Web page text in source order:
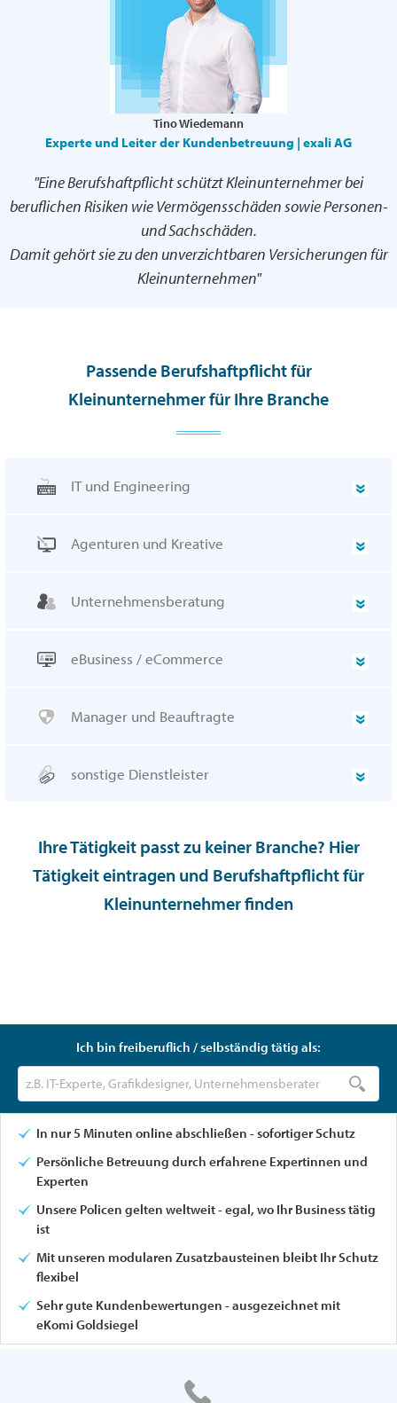
Tino Wiedemann
Experte und Leiter der Kundenbetreuung | exali AG
"Eine Berufshaftpflicht schützt Kleinunternehmer bei
beruflichen Risiken wie Vermögensschäden sowie Personen-
und Sachschäden.
Damit gehört sie zu den unverzichtbaren Versicherungen für
Kleinunternehmen"
Passende Berufshaftpflicht für
Kleinunternehmer für Ihre Branche
IT und Engineering
Agenturen und Kreative
Unternehmensberatung
eBusiness / eCommerce
Manager und Beauftragte
sonstige Dienstleister
Ihre Tätigkeit passt zu keiner Branche? Hier
Tätigkeit eintragen und Berufshaftpflicht für
Kleinunternehmer finden
Ich bin freiberuflich / selbständig tätig als:
In nur 5 Minuten online abschließen - sofortiger Schutz
Persönliche Betreuung durch erfahrene Expertinnen und
Experten
Unsere Policen gelten weltweit - egal, wo Ihr Business tätig
ist
Mit unseren modularen Zusatzbausteinen bleibt Ihr Schutz
flexibel
Sehr gute Kundenbewertungen - ausgezeichnet mit
eKomi Goldsiegel